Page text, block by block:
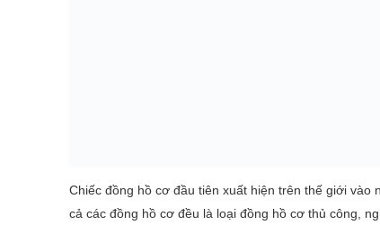
Chiếc đồng hồ cơ đầu tiên xuất hiện trên thế giới
cả các đồng hồ cơ đều là loại đồng hồ cơ thủ công,